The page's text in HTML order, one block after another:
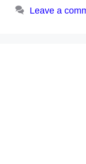
Leave a